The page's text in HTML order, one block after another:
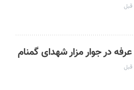
در جوار مزار شهدای گمنام